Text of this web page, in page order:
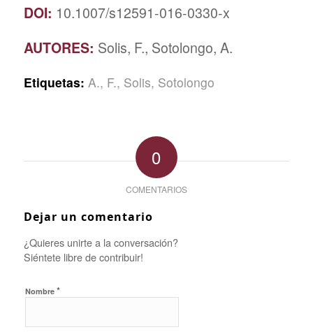
DOI: 10.1007/s12591-016-0330-x
AUTORES: Solis, F., Sotolongo, A.
Etiquetas: A., F., Solis, Sotolongo
0
COMENTARIOS
Dejar un comentario
¿Quieres unirte a la conversación?
Siéntete libre de contribuir!
Nombre *